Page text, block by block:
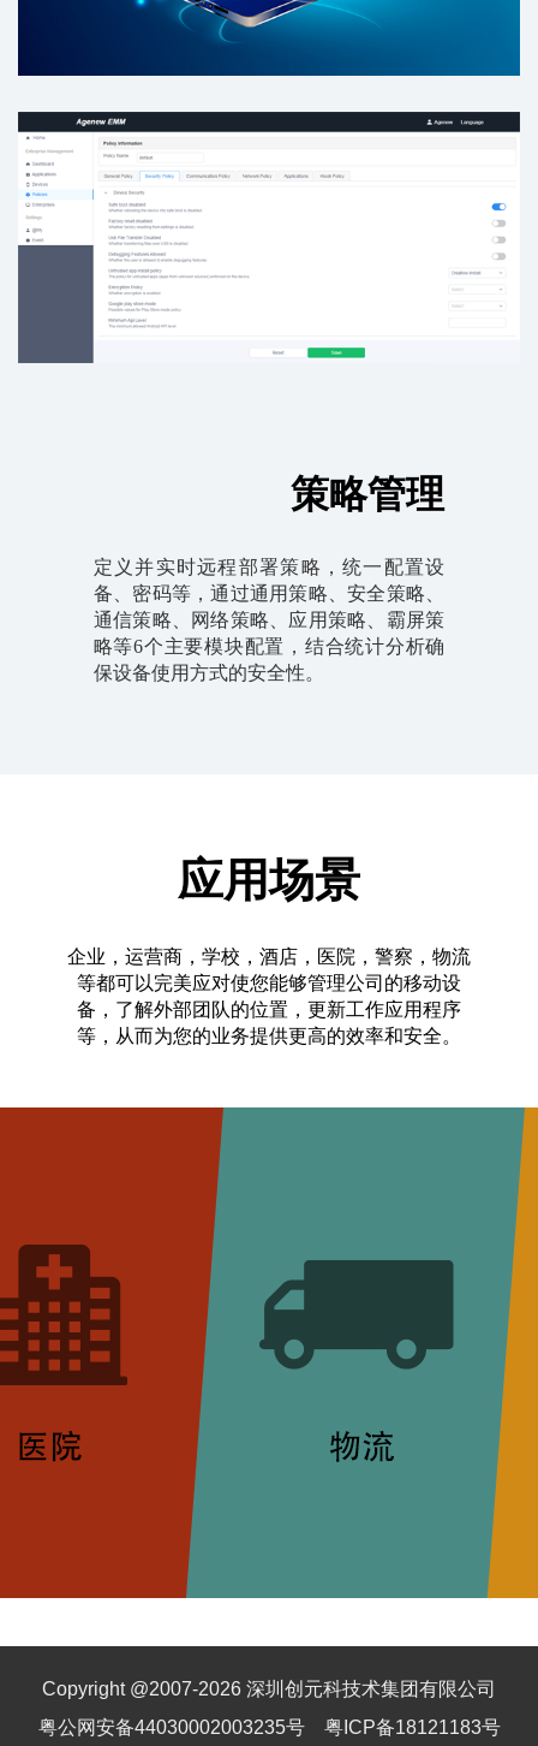
策略管理
定义并实时远程部署策略，统一配置设
备、密码等，通过通用策略、安全策略、
通信策略、网络策略、应用策略、霸屏策
略等6个主要模块配置，结合统计分析确
保设备使用方式的安全性。
应用场景
企业，运营商，学校，酒店，医院，警察，物流
等都可以完美应对使您能够管理公司的移动设
备，了解外部团队的位置，更新工作应用程序
等，从而为您的业务提供更高的效率和安全。
Copyright @2007-2026 深圳创元科技术集团有限公司
粤公网安备44030002003235号
粤ICP备18121183号